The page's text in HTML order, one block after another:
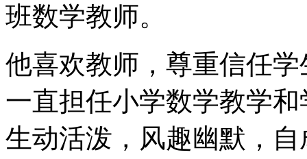
班数学教师。
他喜欢教师，尊重信任
一直担任小学数学教学
生动活泼，风趣幽默，